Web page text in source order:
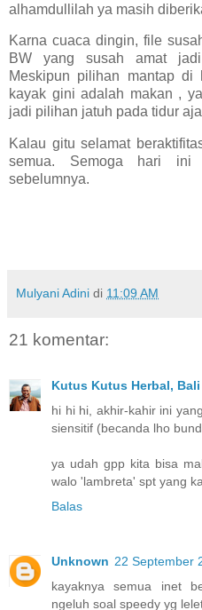
alhamdullilah ya masih
Karna cuaca dingin, file
BW yang susah amat
Meskipun pilihan mantap
kayak gini adalah makan ,
jadi pilihan jatuh pada tidur
Kalau gitu selamat
semua. Semoga hari ini
sebelumnya.
Mulyani Adini di 11:09 AM
21 komentar:
Kutus Kutus Herbal, Bali
hi hi hi, akhir-kahir ini
siensitif (becanda lho
ya udah gpp kita bisa
walo 'lambreta' spt yang
Balas
Unknown 22 September
kayaknya semua inet
ngeluh soal speedy yg